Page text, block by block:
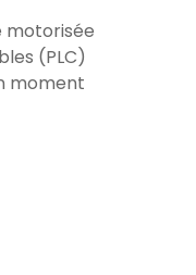
motorisée
(PLC)
moment